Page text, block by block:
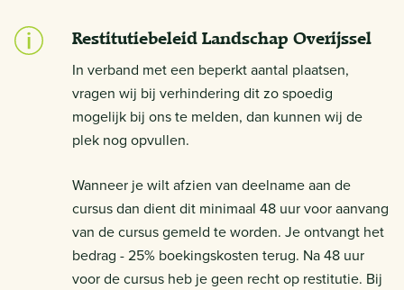
Restitutiebeleid Landschap Overijssel
In verband met een beperkt aantal plaatsen,
vragen wij bij verhindering dit zo spoedig
mogelijk bij ons te melden, dan kunnen wij de
plek nog opvullen.
Wanneer je wilt afzien van deelname aan de
cursus dan dient dit minimaal 48 uur voor aanvang
van de cursus gemeld te worden. Je ontvangt het
bedrag - 25% boekingskosten terug. Na 48 uur
voor de cursus heb je geen recht op restitutie. Bij